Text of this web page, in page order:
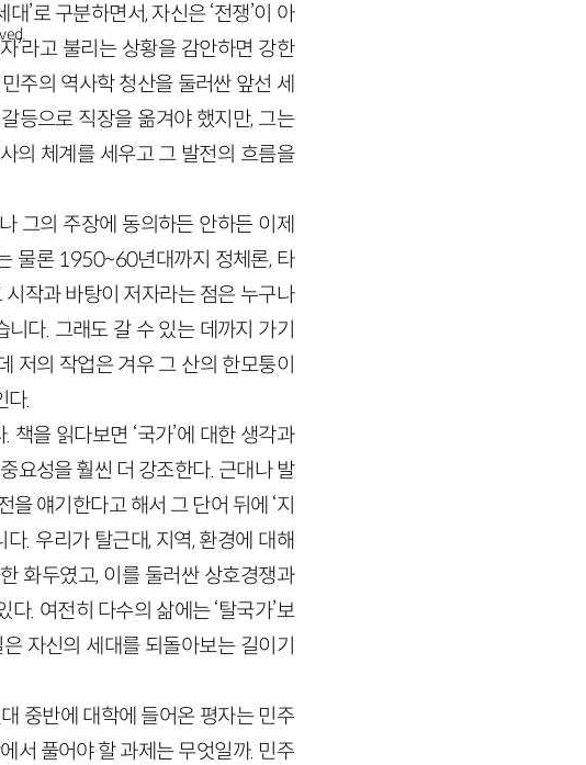
’로 구분하면서, 자신은 ‘전쟁’이 아
’라고 불리는 상황을 감안하면 강한
주의 역사학 청산을 둘러싼 앞선 세
등으로 직장을 옮겨야 했지만, 그는
의 체계를 세우고 그 발전의 흐름을
그의 주장에 동의하든 안하든 이제
물론 1950~60년대까지 정체론, 타
작과 바탕이 저자라는 점은 누구나
다. 그래도 갈 수 있는 데까지 가기
저의 작업은 겨우 그 산의 한모퉁이
다.
책을 읽다보면 ‘국가’에 대한 생각과
요성을 훨씬 더 강조한다. 근대나 발
을 얘기한다고 해서 그 단어 뒤에 ‘지
. 우리가 탈근대, 지역, 환경에 대해
화두였고, 이를 둘러싼 상호경쟁과
. 여전히 다수의 삶에는 ‘탈국가’보
자신의 세대를 되돌아보는 길이기
중반에 대학에 들어온 평자는 민주
서 풀어야 할 과제는 무엇일까. 민주